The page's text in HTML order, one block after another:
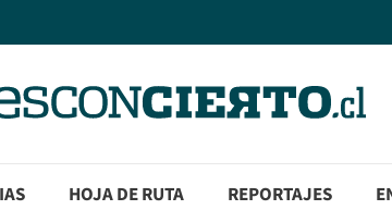
HOJA DE RUTA REPORTAJES